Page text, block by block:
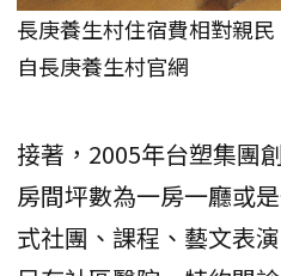
長庚養生村住宿費相對親
自長庚養生村官網
接著，2005年台塑集團
房間坪數為一房一廳或
式社團、課程、藝文表